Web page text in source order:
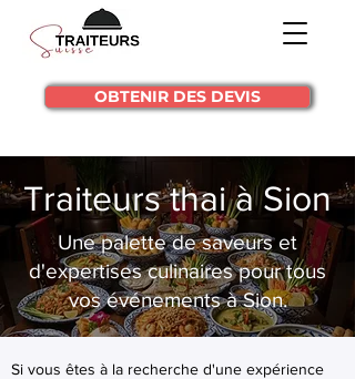
OBTENIR DES DEVIS
Traiteurs thai à Sion
Une palette de saveurs et
d'expertises culinaires pour tous
vos événements à Sion.
Si vous êtes à la recherche d'une expérience